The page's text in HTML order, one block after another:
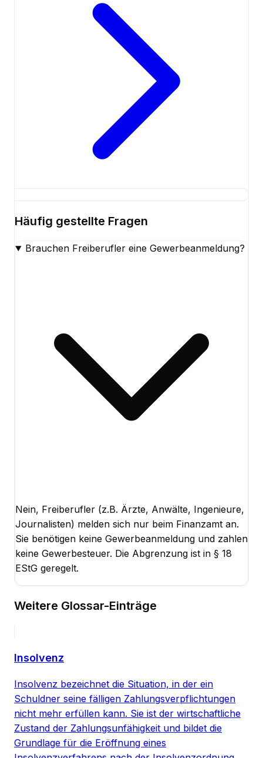
Häufig gestellte Fragen
Brauchen Freiberufler eine Gewerbeanmeldung?
Nein, Freiberufler (z.B. Ärzte, Anwälte, Ingenieure,
Journalisten) melden sich nur beim Finanzamt an.
Sie benötigen keine Gewerbeanmeldung und zahlen
keine Gewerbesteuer. Die Abgrenzung ist in § 18
EStG geregelt.
Weitere Glossar-Einträge
Insolvenz
Insolvenz bezeichnet die Situation, in der ein
Schuldner seine fälligen Zahlungsverpflichtungen
nicht mehr erfüllen kann. Sie ist der wirtschaftliche
Zustand der Zahlungsunfähigkeit und bildet die
Grundlage für die Eröffnung eines